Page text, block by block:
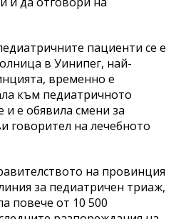
пациенти се е
в Уинипег, най-
временно е
към педиатричното
е обявила смени за
говорител на лечебното
на провинция
за педиатричен триаж,
повече от 10 500